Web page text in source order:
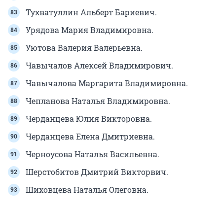
Тухватуллин Альберт Бариевич.
Урядова Мария Владимировна.
Уютова Валерия Валерьевна.
Чавычалов Алексей Владимирович.
Чавычалова Маргарита Владимировна.
Чепланова Наталья Владимировна.
Черданцева Юлия Викторовна.
Черданцева Елена Дмитриевна.
Черноусова Наталья Васильевна.
Шерстобитов Дмитрий Викторвич.
Шиховцева Наталья Олеговна.